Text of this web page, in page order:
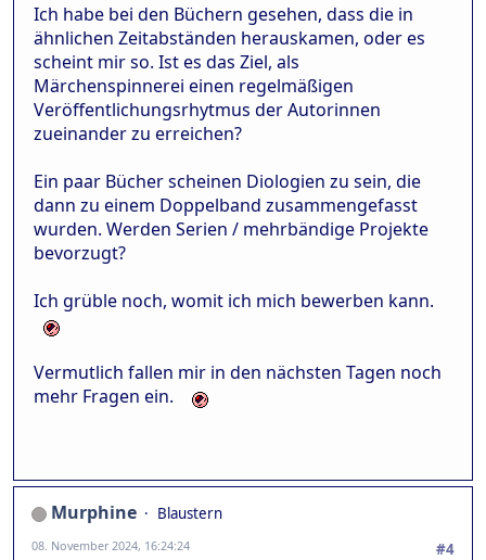
Ich habe bei den Büchern gesehen, dass die in
ähnlichen Zeitabständen herauskamen, oder es
scheint mir so. Ist es das Ziel, als
Märchenspinnerei einen regelmäßigen
Veröffentlichungsrhytmus der Autorinnen
zueinander zu erreichen?
Ein paar Bücher scheinen Diologien zu sein, die
dann zu einem Doppelband zusammengefasst
wurden. Werden Serien / mehrbändige Projekte
bevorzugt?
Ich grüble noch, womit ich mich bewerben kann.
Vermutlich fallen mir in den nächsten Tagen noch
mehr Fragen ein.
Murphine
Blaustern
#4
08. November 2024, 16:24:24